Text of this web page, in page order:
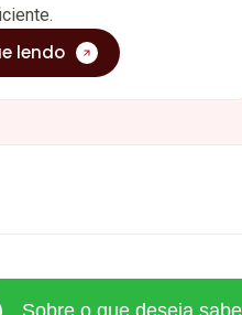
lendo
Sobre o que deseja